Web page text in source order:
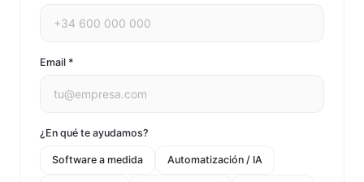
Email *
¿En qué te ayudamos?
Software a medida Automatización / IA